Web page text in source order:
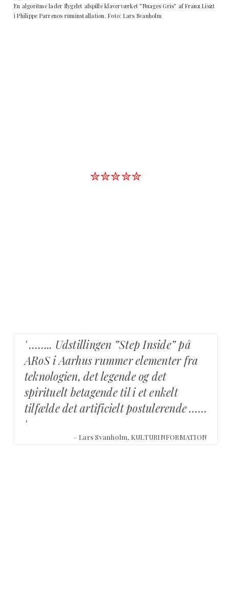
En algoritme lader flygelet afspille klaverværket ”Nuages Gris” af Franz Liszt
i Philippe Parrenos ruminstallation. Foto: Lars Svanholm
✮✮✮✮✮
' …….. Udstillingen ”Step Inside” på
ARoS i Aarhus rummer elementer fra
teknologien, det legende og det
spirituelt betagende til i et enkelt
tilfælde det artificielt postulerende ……
'
– Lars Svanholm, KULTURINFORMATION